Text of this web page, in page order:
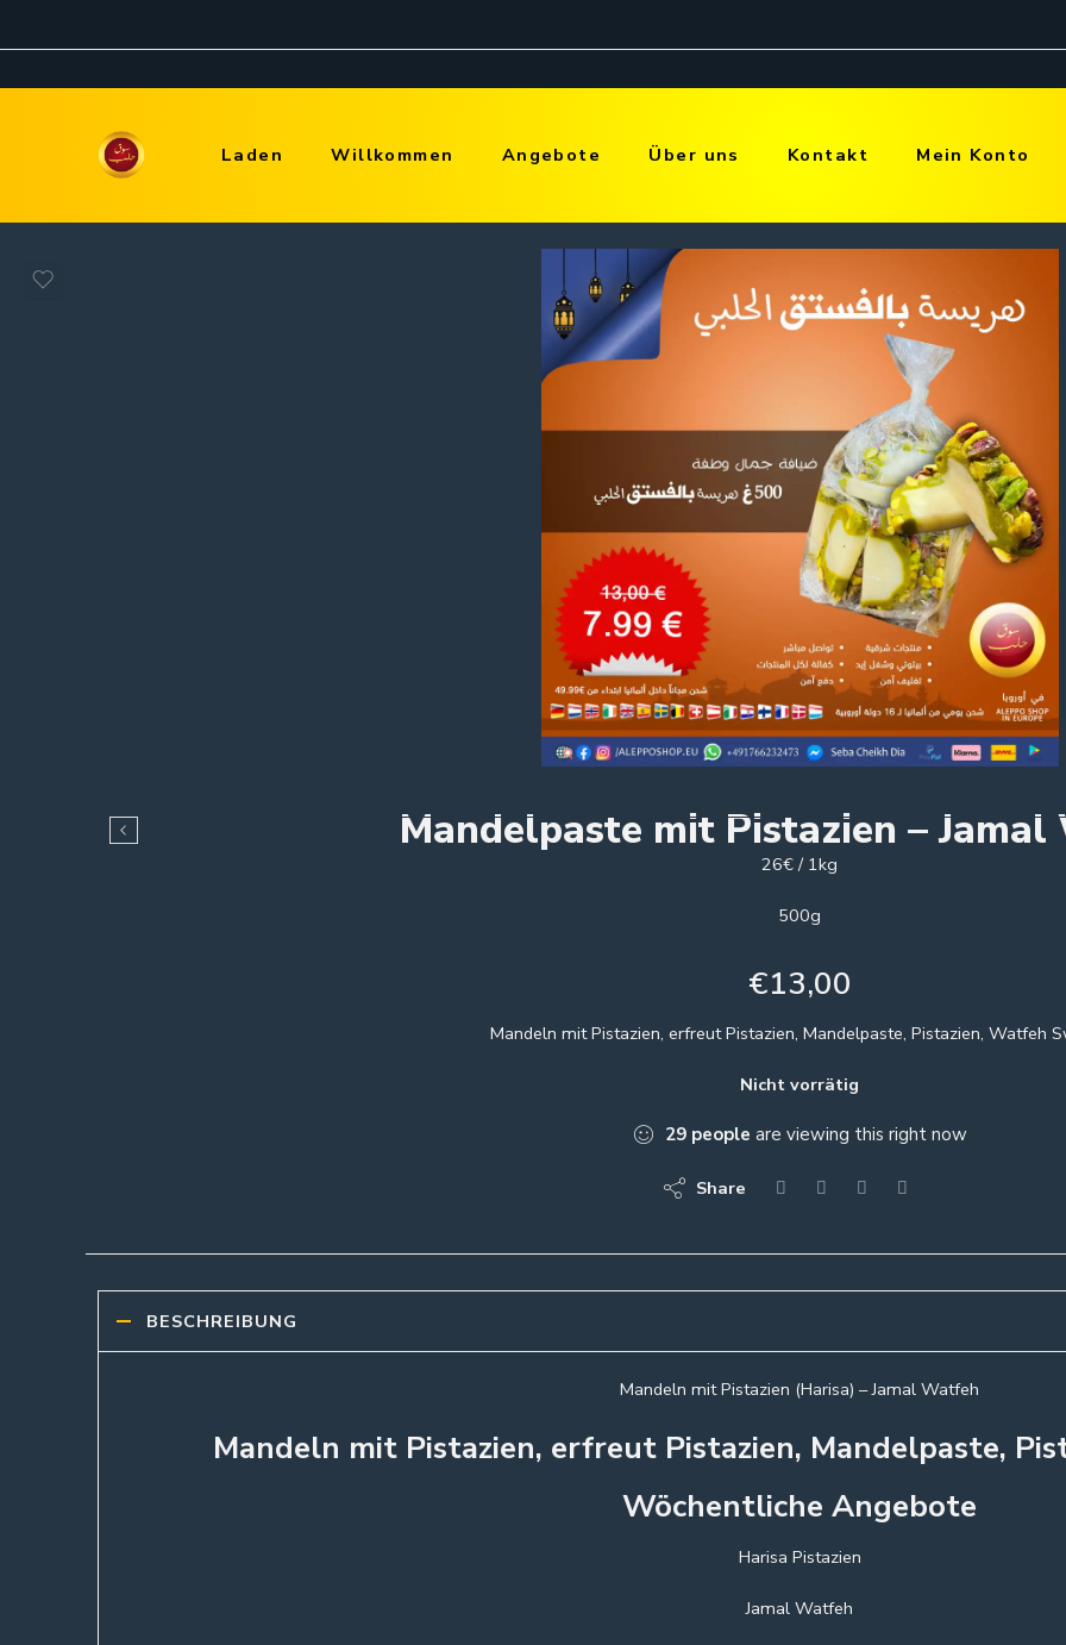
Laden Willkommen Angebote Über uns Kontakt Mein Konto
Mandelpaste mit Pistazien –
26€ / 1kg
500g
€13,00
Mandeln mit Pistazien, erfreut Pistazien, Mandelpaste, Pistazien, Watfeh
Nicht vorrätig
29 people are viewing this right now
Share
BESCHREIBUNG
Mandeln mit Pistazien (Harisa) – Jamal Watfeh
Mandeln mit Pistazien, erfreut Pistazien, Mandelpaste,
Wöchentliche Angebote
Harisa Pistazien
Jamal Watfeh